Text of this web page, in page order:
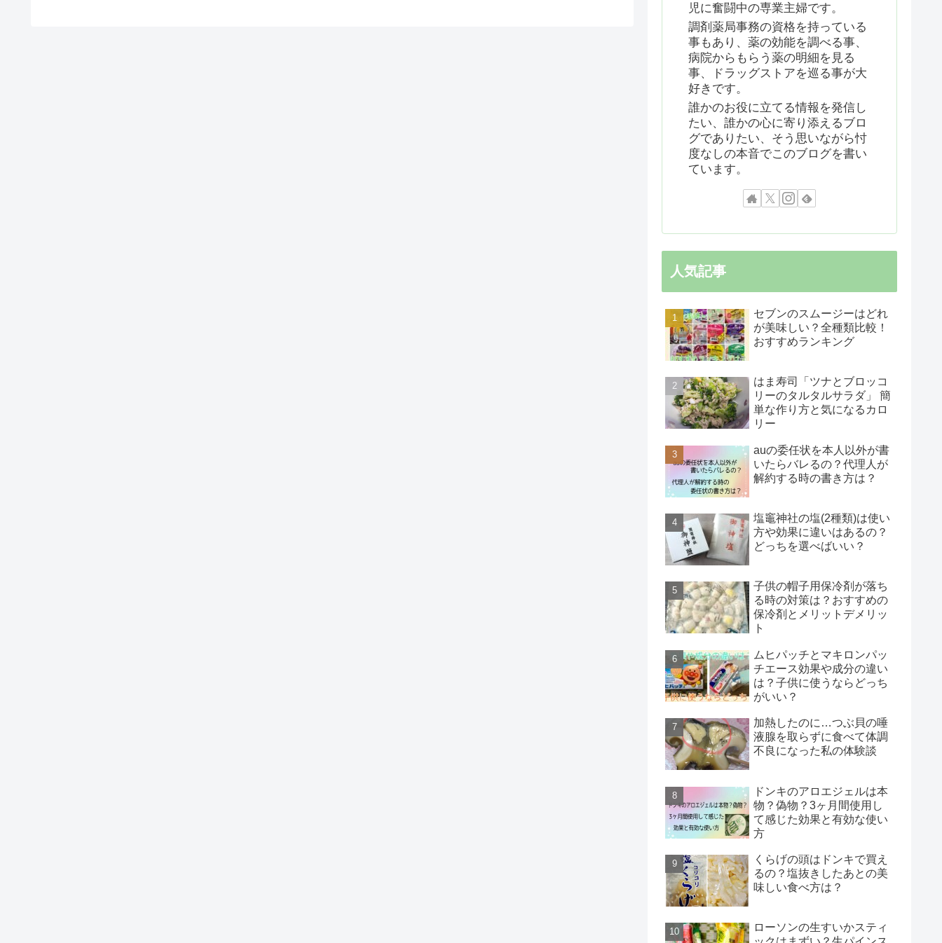
児に奮闘中の専業主婦です。
調剤薬局事務の資格を持っている
事もあり、薬の効能を調べる事、
病院からもらう薬の明細を見る
事、ドラッグストアを巡る事が大
好きです。
誰かのお役に立てる情報を発信し
たい、誰かの心に寄り添えるブロ
グでありたい、そう思いながら忖
度なしの本音でこのブログを書い
ています。
人気記事
セブンのスムージーはどれ
が美味しい？全種類比較！
おすすめランキング
はま寿司「ツナとブロッコ
リーのタルタルサラダ」 簡
単な作り方と気になるカロ
リー
auの委任状を本人以外が書
いたらバレるの？代理人が
解約する時の書き方は？
塩竈神社の塩(2種類)は使い
方や効果に違いはあるの？
どっちを選べばいい？
子供の帽子用保冷剤が落ち
る時の対策は？おすすめの
保冷剤とメリットデメリッ
ト
ムヒパッチとマキロンパッ
チエース効果や成分の違い
は？子供に使うならどっち
がいい？
加熱したのに…つぶ貝の唾
液腺を取らずに食べて体調
不良になった私の体験談
ドンキのアロエジェルは本
物？偽物？3ヶ月間使用し
て感じた効果と有効な使い
方
くらげの頭はドンキで買え
るの？塩抜きしたあとの美
味しい食べ方は？
ローソンの生すいかスティ